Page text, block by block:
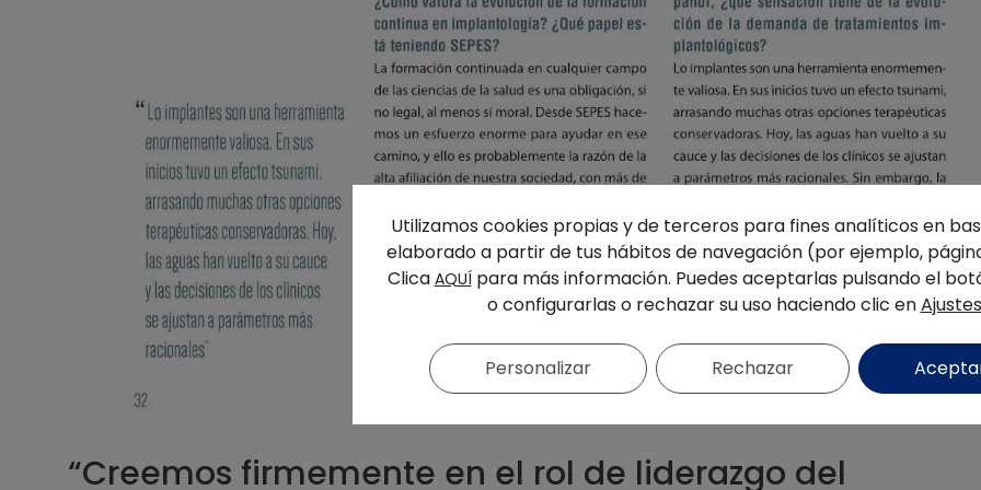
“Creemos firmemente en el rol de liderazgo del
Utilizamos cookies propias y de terceros para fines analíticos en
elaborado a partir de tus hábitos de navegación (por ejemplo,
Clica AQUÍpara más información. Puedes aceptarlas pulsando el
o configurarlas o rechazar su uso haciendo clic enAjustes
Rechazar
Personalizar